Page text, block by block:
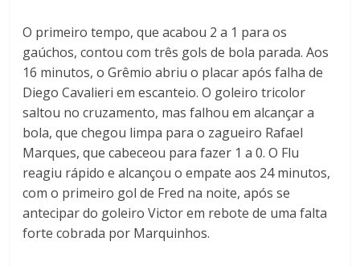
O primeiro tempo, que acabou 2 a 1 para os
gaúchos, contou com três gols de bola parada. Aos
16 minutos, o Grêmio abriu o placar após falha de
Diego Cavalieri em escanteio. O goleiro tricolor
saltou no cruzamento, mas falhou em alcançar a
bola, que chegou limpa para o zagueiro Rafael
Marques, que cabeceou para fazer 1 a 0. O Flu
reagiu rápido e alcançou o empate aos 24 minutos,
com o primeiro gol de Fred na noite, após se
antecipar do goleiro Victor em rebote de uma falta
forte cobrada por Marquinhos.